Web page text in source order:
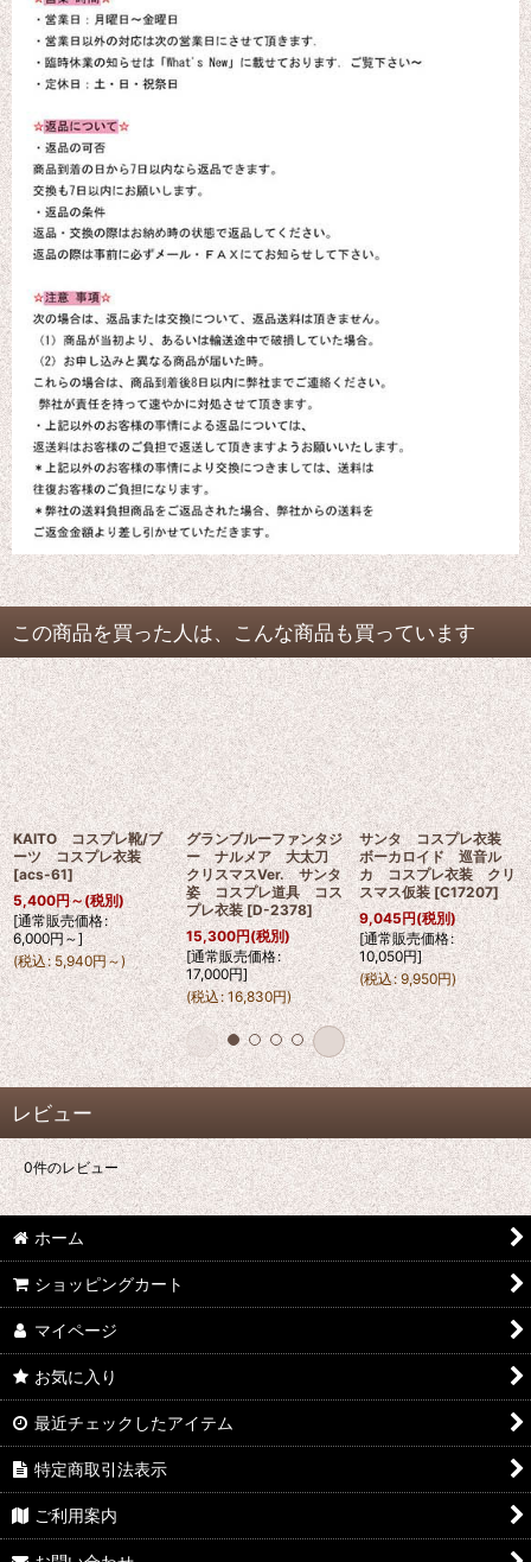
この商品を買った人は、こんな商品も買っています
KAITO コスプレ靴/ブ
ーツ コスプレ衣装
[acs-61]
5,400円～(税別)
[通常販売価格:
6,000円～]
(税込 : 5,940円～)
グランブルーファンタジ
ー ナルメア 大太刀
クリスマスVer. サンタ
姿 コスプレ道具 コス
プレ衣装 [D-2378]
15,300円(税別)
[通常販売価格:
17,000円]
(税込: 16,830円)
サンタ コスプレ衣装
ボーカロイド 巡音ル
カ コスプレ衣装 クリ
スマス仮装 [C17207]
9,045円(税別)
[通常販売価格:
10,050円]
(税込: 9,950円)
レビュー
0件のレビュー
ホーム
ショッピングカート
マイページ
お気に入り
最近チェックしたアイテム
特定商取引法表示
ご利用案内